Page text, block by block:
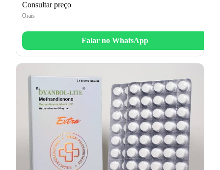
Consultar preço
Orais
Falar no WhatsApp